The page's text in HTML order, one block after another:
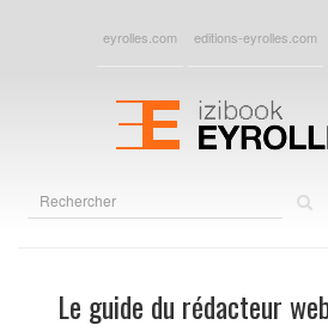
eyrolles.com editions-eyrolles.com
Le guide du rédacteur